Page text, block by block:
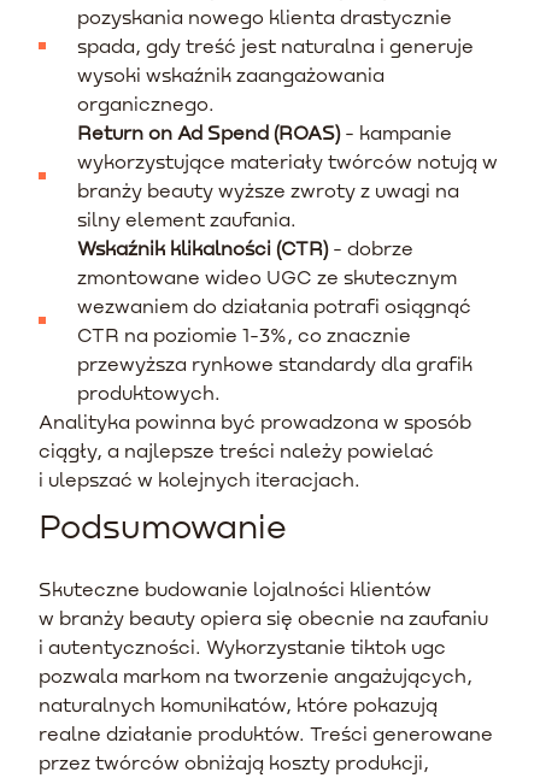
pozyskania nowego klienta drastycznie
spada, gdy treść jest naturalna i generuje
wysoki wskaźnik zaangażowania
organicznego.
Return on Ad Spend (ROAS)- kampanie
wykorzystujące materiały twórców notują w
branży beauty wyższe zwroty z uwagi na
silny element zaufania.
Wskaźnik klikalności (CTR)- dobrze
zmontowane wideo UGC ze skutecznym
wezwaniem do działania potrafi osiągnąć
CTR na poziomie 1-3%, co znacznie
przewyższa rynkowe standardy dla grafik
produktowych.
Analityka powinna być prowadzona w sposób
ciągły, a najlepsze treści należy powielać
i ulepszać w kolejnych iteracjach.
Podsumowanie
Skuteczne budowanie lojalności klientów
w branży beauty opiera się obecnie na zaufaniu
i autentyczności. Wykorzystanie tiktok ugc
pozwala markom na tworzenie angażujących,
naturalnych komunikatów, które pokazują
realne działanie produktów. Treści generowane
przez twórców obniżają koszty produkcji,